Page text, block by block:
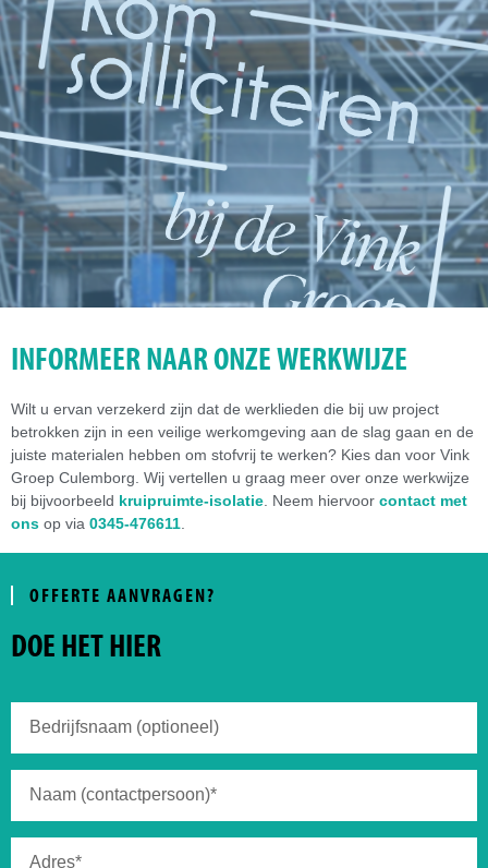
INFORMEER NAAR ONZE WERKWIJZE
Wilt u ervan verzekerd zijn dat de werklieden die bij uw project
betrokken zijn in een veilige werkomgeving aan de slag gaan en de
juiste materialen hebben om stofvrij te werken? Kies dan voor Vink
Groep Culemborg. Wij vertellen u graag meer over onze werkwijze
bij bijvoorbeeld kruipruimte-isolatie. Neem hiervoor contact met
ons op via 0345-476611.
OFFERTE AANVRAGEN?
DOE HET HIER